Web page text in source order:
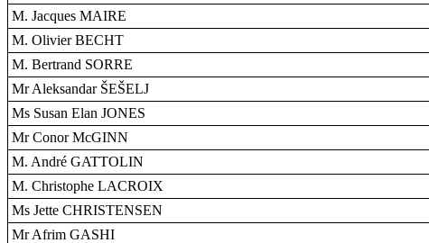
M. Jacques MAIRE
M. Olivier BECHT
M. Bertrand SORRE
Mr Aleksandar ŠEŠELJ
Ms Susan Elan JONES
Mr Conor McGINN
M. André GATTOLIN
M. Christophe LACROIX
Ms Jette CHRISTENSEN
Mr Afrim GASHI